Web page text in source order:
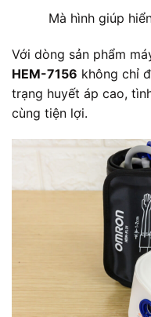
Mà hình giúp
Với dòng sản phẩm
HEM-7156 không chỉ
trạng huyết áp cao,
cùng tiện lợi.